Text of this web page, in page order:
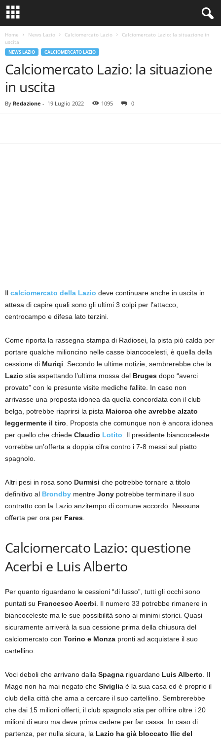
Home News Lazio Calciomercato Lazio
Calciomercato Lazio: la situazione in
uscita
NEWS LAZIO CALCIOMERCATO LAZIO
Calciomercato Lazio: la situazione
in uscita
By Redazione - 19 Luglio 2022 1095 0
Il calciomercato della Lazio deve continuare anche in uscita in
attesa di capire quali sono gli ultimi 3 colpi per l’attacco,
centrocampo e difesa lato terzini.
Come riporta la rassegna stampa di Radiosei, la pista più calda per
portare qualche milioncino nelle casse biancocelesti, è quella della
cessione di Muriqi . Secondo le ultime notizie, sembrerebbe che la
Lazio stia aspettando l’ultima mossa del Bruges dopo “averci
provato” con le presunte visite mediche fallite. In caso non
arrivasse una proposta idonea da quella concordata con il club
belga, potrebbe riaprirsi la pista Maiorca che avrebbe alzato
leggermente il tiro . Proposta che comunque non è ancora idonea
per quello che chiede Claudio Lotito . Il presidente biancoceleste
vorrebbe un’offerta a doppia cifra contro i 7-8 messi sul piatto
spagnolo.
Altri pesi in rosa sono Durmisi che potrebbe tornare a titolo
definitivo al Brondby mentre Jony potrebbe terminare il suo
contratto con la Lazio anzitempo di comune accordo. Nessuna
offerta per ora per Fares
Calciomercato Lazio: questione
Acerbi e Luis Alberto
Per quanto riguardano le cessioni “di lusso”, tutti gli occhi sono
puntati su Francesco Acerbi . Il numero 33 potrebbe rimanere in
biancoceleste ma le sue possibilità sono ai minimi storici. Quasi
sicuramente arriverà la sua cessione prima della chiusura del
calciomercato con Torino e Monza pronti ad acquistare il suo
cartellino.
Voci deboli che arrivano dalla Spagna riguardano Luis Alberto . Il
Mago non ha mai negato che Siviglia è la sua casa ed è proprio il
club della città che ama a cercare il suo cartellino. Sembrerebbe
che dai 15 milioni offerti, il club spagnolo stia per offrire oltre i 20
milioni di euro ma deve prima cedere per far cassa. In caso di
partenza, per nulla sicura, la Lazio ha già bloccato Ilic del